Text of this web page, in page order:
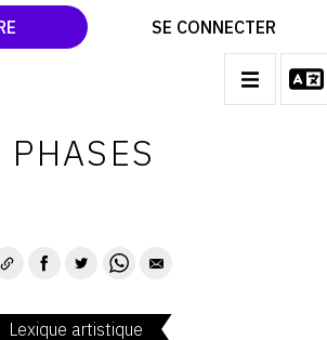
SE CONNECTER
RAISONNÉS
LES VERNISSAGES
PHASES
Lexique artistique